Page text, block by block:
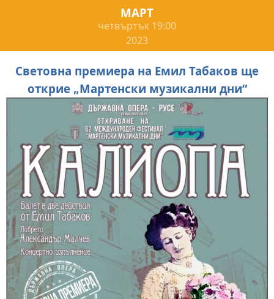
МАРТ
четвъртък 19:00
2023
Световна премиера на Емил Табаков ще
открие „Мартенски музикални дни“